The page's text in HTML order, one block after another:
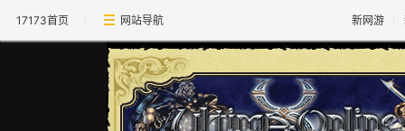
17173首页 网站导航 新网游